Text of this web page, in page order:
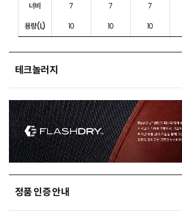
너비
7 7 7
용량(L)
10 10 10
테크놀러지
정품 인증 안내